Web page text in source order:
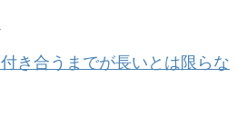
き合うまでが長いとは限らな